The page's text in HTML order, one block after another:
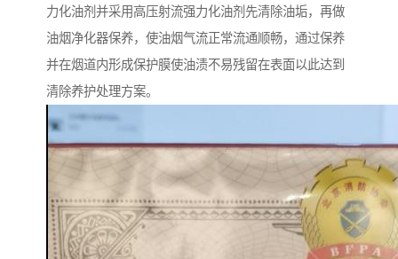
力化油剂并采用高压射流强力化油剂先清除油垢，再做
油烟净化器保养，使油烟气流正常流通顺畅，通过保养
并在烟道内形成保护膜使油渍不易残留在表面以此达到
清除养护处理方案。